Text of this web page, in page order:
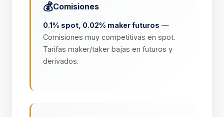
💰Comisiones
0.1% spot, 0.02% maker futuros —
Comisiones muy competitivas en spot.
Tarifas maker/taker bajas en futuros y
derivados.